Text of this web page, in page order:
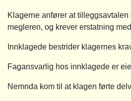
Klagerne anfører at tilleggsavtalen
megleren, og krever erstatning
Innklagede bestrider klagernes
Fagansvarlig hos innklagede er
Nemnda kom til at klagen førte